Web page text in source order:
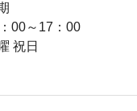
00～17：00
祝日